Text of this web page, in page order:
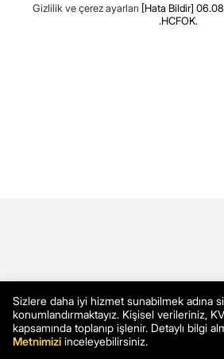
Gizlilik ve çerez ayarları [Hata Bildir]
.HCFOK.
Sizlere daha iyi hizmet sunabilmek adına
konumlandırmaktayız. Kişisel verileriniz,
kapsamında toplanıp işlenir. Detaylı bilgi
Metnimizi inceleyebilirsiniz.